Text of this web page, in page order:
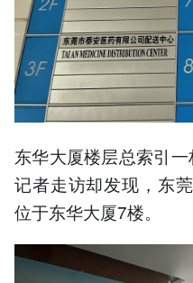
东华大厦楼层总索引一
记者走访却发现，东
位于东华大厦7楼。